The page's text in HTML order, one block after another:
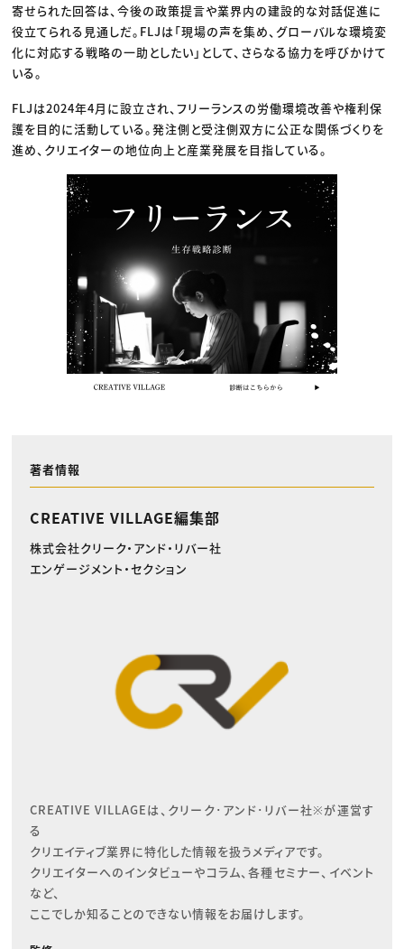
寄せられた回答は、今後の政策提言や業界内の建設的な対話促進に
役立てられる見通しだ。FLJは「現場の声を集め、グローバルな環境変
化に対応する戦略の一助としたい」として、さらなる協力を呼びかけて
いる。
FLJは2024年4月に設立され、フリーランスの労働環境改善や権利保
護を目的に活動している。発注側と受注側双方に公正な関係づくりを
進め、クリエイターの地位向上と産業発展を目指している。
著者情報
CREATIVE VILLAGE編集部
株式会社クリーク・アンド・リバー社
エンゲージメント・セクション
CREATIVE VILLAGEは、クリーク･アンド･リバー社※が運営す
る
クリエイティブ業界に特化した情報を扱うメディアです。
クリエイターへのインタビューやコラム、各種セミナー、イベント
など、
ここでしか知ることのできない情報をお届けします。